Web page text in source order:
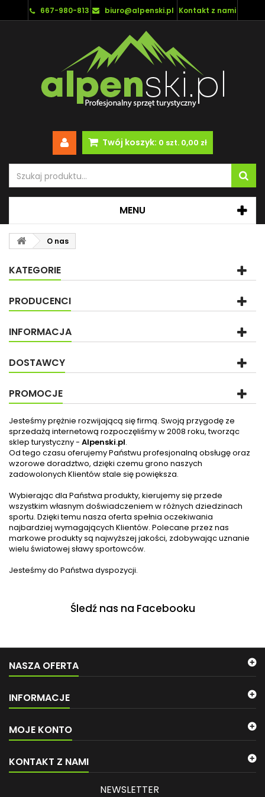
667-980-813 biuro@alpenski.pl Kontakt z nami
Twój koszyk: 0 szt. 0,00 zł
MENU
O nas
KATEGORIE
PRODUCENCI
INFORMACJA
DOSTAWCY
PROMOCJE
Jesteśmy prężnie rozwijającą się firmą. Swoją przygodę ze
sprzedażą internetową rozpoczęliśmy w 2008 roku, tworząc
sklep turystyczny - Alpenski.pl.
Od tego czasu oferujemy Państwu profesjonalną obsługę oraz
wzorowe doradztwo, dzięki czemu grono naszych
zadowolonych Klientów stale się powiększa.
Wybierając dla Państwa produkty, kierujemy się przede
wszystkim własnym doświadczeniem w różnych dziedzinach
sportu. Dzięki temu nasza oferta spełnia oczekiwania
najbardziej wymagających Klientów. Polecane przez nas
markowe produkty są najwyższej jakości, zdobywając uznanie
wielu światowej sławy sportowców.
Jesteśmy do Państwa dyspozycji.
Śledź nas na Facebooku
NASZA OFERTA
INFORMACJE
MOJE KONTO
KONTAKT Z NAMI
NEWSLETTER